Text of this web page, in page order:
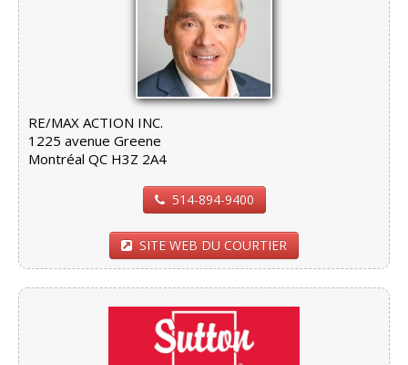
RE/MAX ACTION INC.
1225 avenue Greene
Montréal QC H3Z 2A4
514-894-9400
SITE WEB DU COURTIER